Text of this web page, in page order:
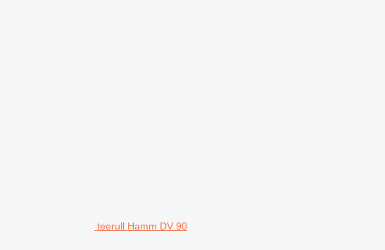
teerull Hamm DV 90